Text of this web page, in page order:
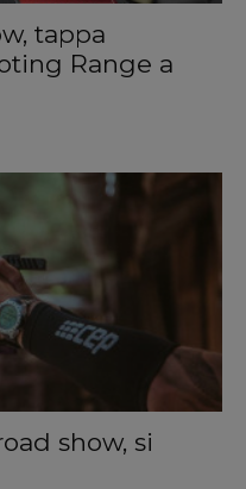
tappa
Range a
show, si